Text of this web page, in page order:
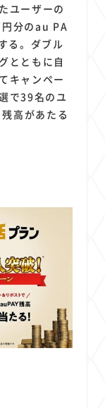
2 LINE 2 法人
1
1
ア 1
Azure AI 1
コモ 1
ユーザーの
分のau PA
る。ダブル
とともに自
キャンペー
で39名のユ
高があたる